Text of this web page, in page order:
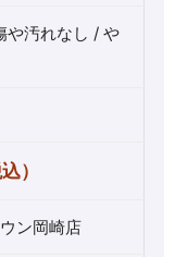
や汚れなし / や
）
ン岡崎店